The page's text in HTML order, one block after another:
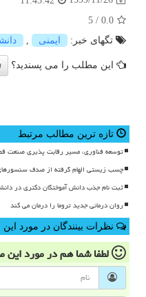
0.0
/
5
تگهای خبر:
ایمنی
این مطلب را می پسندید؟
تازه ترین مطالب مرتبط
توسعه فناوری، مسیر رقابت پذیری صنعت
چسب زیستی الهام گرفته از صدف
ثبت نام جذب دانش آموختگان دکتری در دانشگاه ها
روان درمانی جدید تروما را درمان می کند
نظرات بینندگان در مورد
لطفا شما همدر مورد این